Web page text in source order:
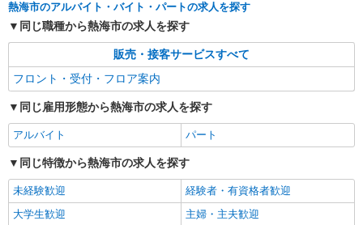
熱海市のアルバイト・バイト・パートの求人を探す
同じ職種から熱海市の求人を探す
販売・接客サービスすべて
フロント・受付・フロア案内
同じ雇用形態から熱海市の求人を探す
アルバイト パート
同じ特徴から熱海市の求人を探す
未経験歓迎
経験者・有資格者歓迎
大学生歓迎
主婦・主夫歓迎